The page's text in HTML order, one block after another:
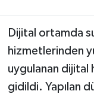
Dijital ortamda
hizmetlerinden
uygulanan dijital
gidildi. Yapılan